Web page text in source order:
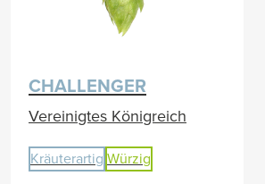
CHALLENGER
Vereinigtes Königreich
Kräuterartig Würzig